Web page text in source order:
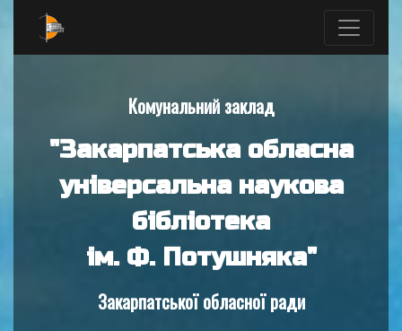
Комунальний заклад
"Закарпатська обласна
універсальна наукова
бібліотека
ім. Ф. Потушняка"
Закарпатської обласної ради